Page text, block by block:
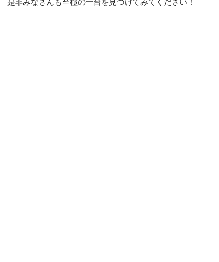
是非みなさんも至極の一台を見つけてみてください！